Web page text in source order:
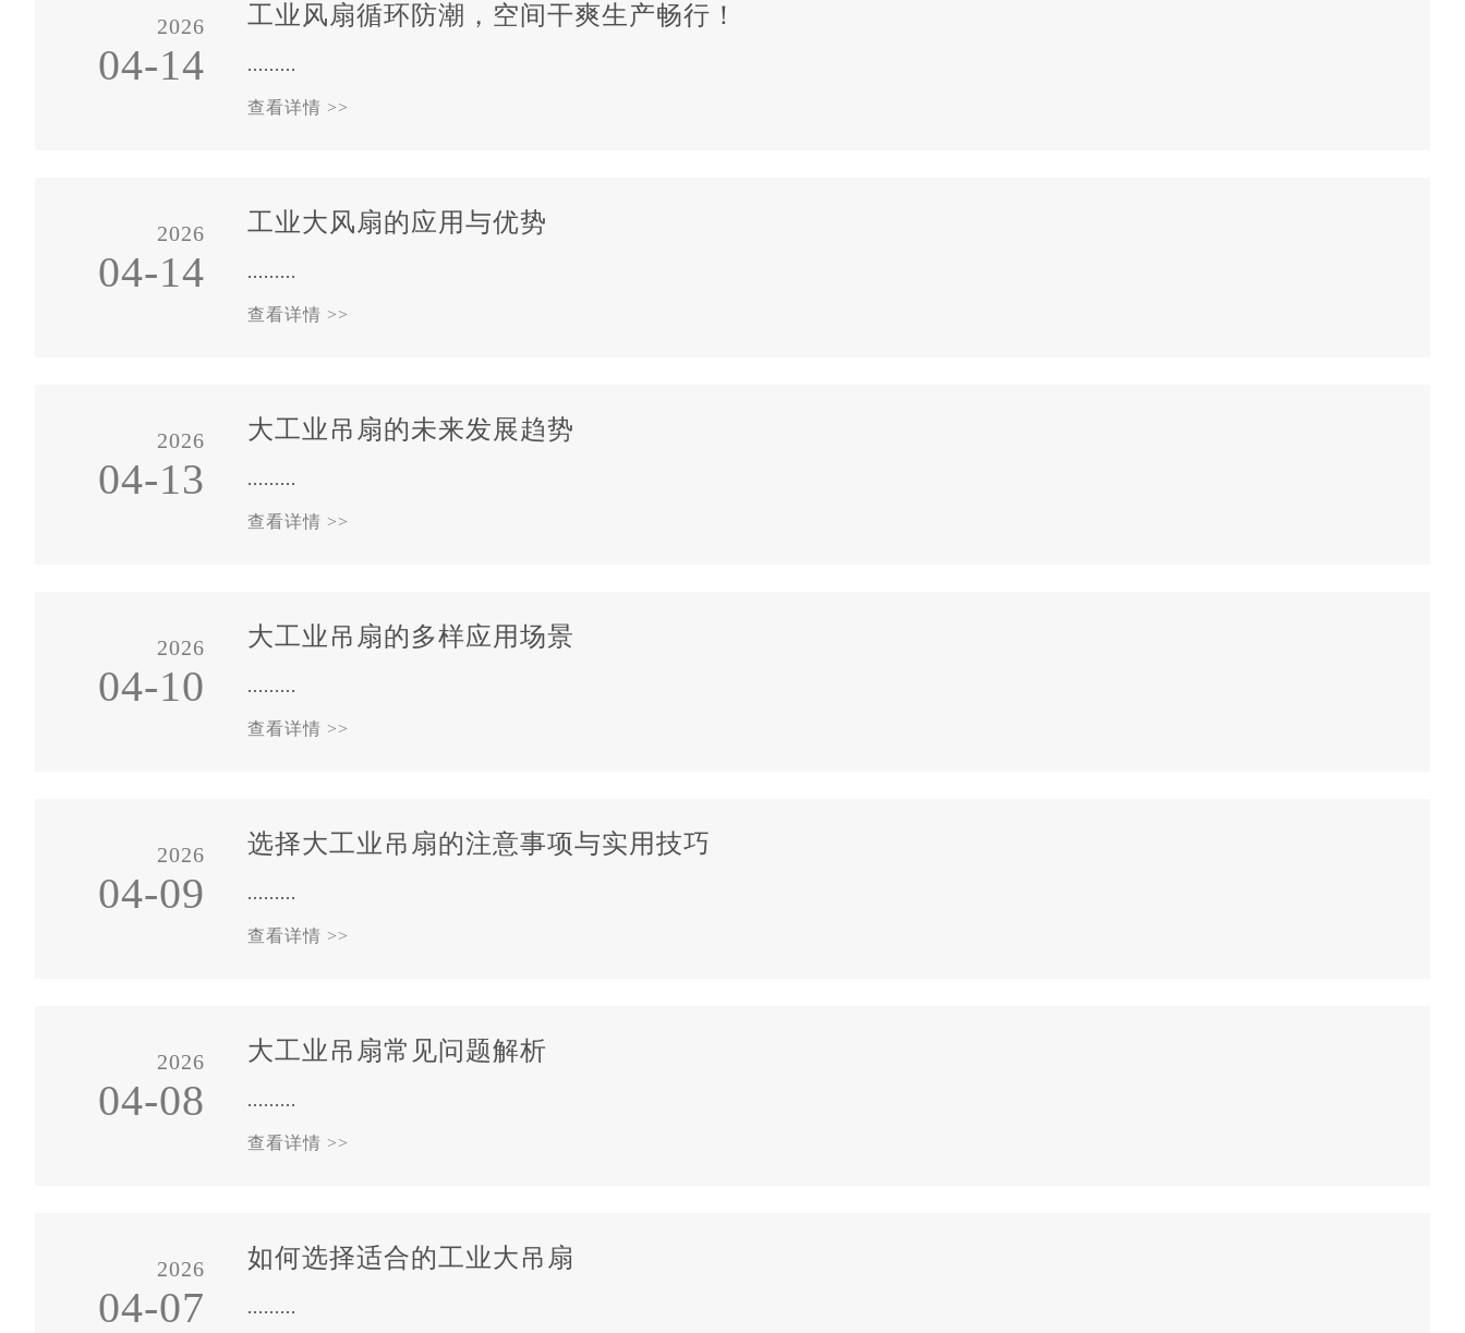
2026
04-14
工业风扇循环防潮，空间干爽生产畅行！
.........
查看详情 >>
2026
04-14
工业大风扇的应用与优势
.........
查看详情 >>
2026
04-13
大工业吊扇的未来发展趋势
.........
查看详情 >>
2026
04-10
大工业吊扇的多样应用场景
.........
查看详情 >>
2026
04-09
选择大工业吊扇的注意事项与实用技巧
.........
查看详情 >>
2026
04-08
大工业吊扇常见问题解析
.........
查看详情 >>
2026
04-07
如何选择适合的工业大吊扇
.........